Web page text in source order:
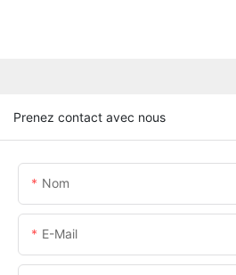
Prenez contact avec nous
Nom
E-Mail